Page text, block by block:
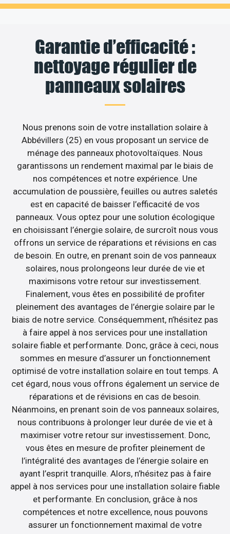
Garantie d’efficacité :
nettoyage régulier de
panneaux solaires
Nous prenons soin de votre installation solaire à
Abbévillers (25) en vous proposant un service de
ménage des panneaux photovoltaïques. Nous
garantissons un rendement maximal par le biais de
nos compétences et notre expérience. Une
accumulation de poussière, feuilles ou autres saletés
est en capacité de baisser l’efficacité de vos
panneaux. Vous optez pour une solution écologique
en choisissant l’énergie solaire, de surcroît nous vous
offrons un service de réparations et révisions en cas
de besoin. En outre, en prenant soin de vos panneaux
solaires, nous prolongeons leur durée de vie et
maximisons votre retour sur investissement.
Finalement, vous êtes en possibilité de profiter
pleinement des avantages de l’énergie solaire par le
biais de notre service. Conséquemment, n’hésitez pas
à faire appel à nos services pour une installation
solaire fiable et performante. Donc, grâce à ceci, nous
sommes en mesure d’assurer un fonctionnement
optimisé de votre installation solaire en tout temps. A
cet égard, nous vous offrons également un service de
réparations et de révisions en cas de besoin.
Néanmoins, en prenant soin de vos panneaux solaires,
nous contribuons à prolonger leur durée de vie et à
maximiser votre retour sur investissement. Donc,
vous êtes en mesure de profiter pleinement de
l’intégralité des avantages de l’énergie solaire en
ayant l’esprit tranquille. Alors, n’hésitez pas à faire
appel à nos services pour une installation solaire fiable
et performante. En conclusion, grâce à nos
compétences et notre excellence, nous pouvons
assurer un fonctionnement maximal de votre